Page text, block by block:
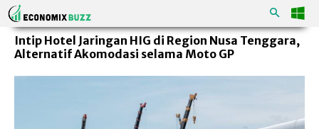
Intip Hotel Jaringan HIG di Region Nusa Tenggara,
Alternatif Akomodasi selama Moto GP